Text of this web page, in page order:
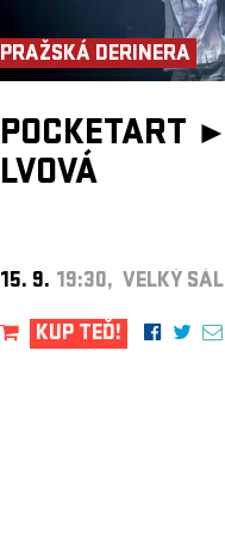
PRAŽSKÁ DERINERA
POCKETART ►
LVOVÁ
15. 9. 19:30, VELKÝ SÁL
KUP TEĎ!